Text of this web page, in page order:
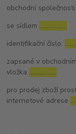
obchodní společnosti
se sídlem ………………
identifikační číslo:
zapsané v
vložka ………………
pro prodej zboží
internetové adrese